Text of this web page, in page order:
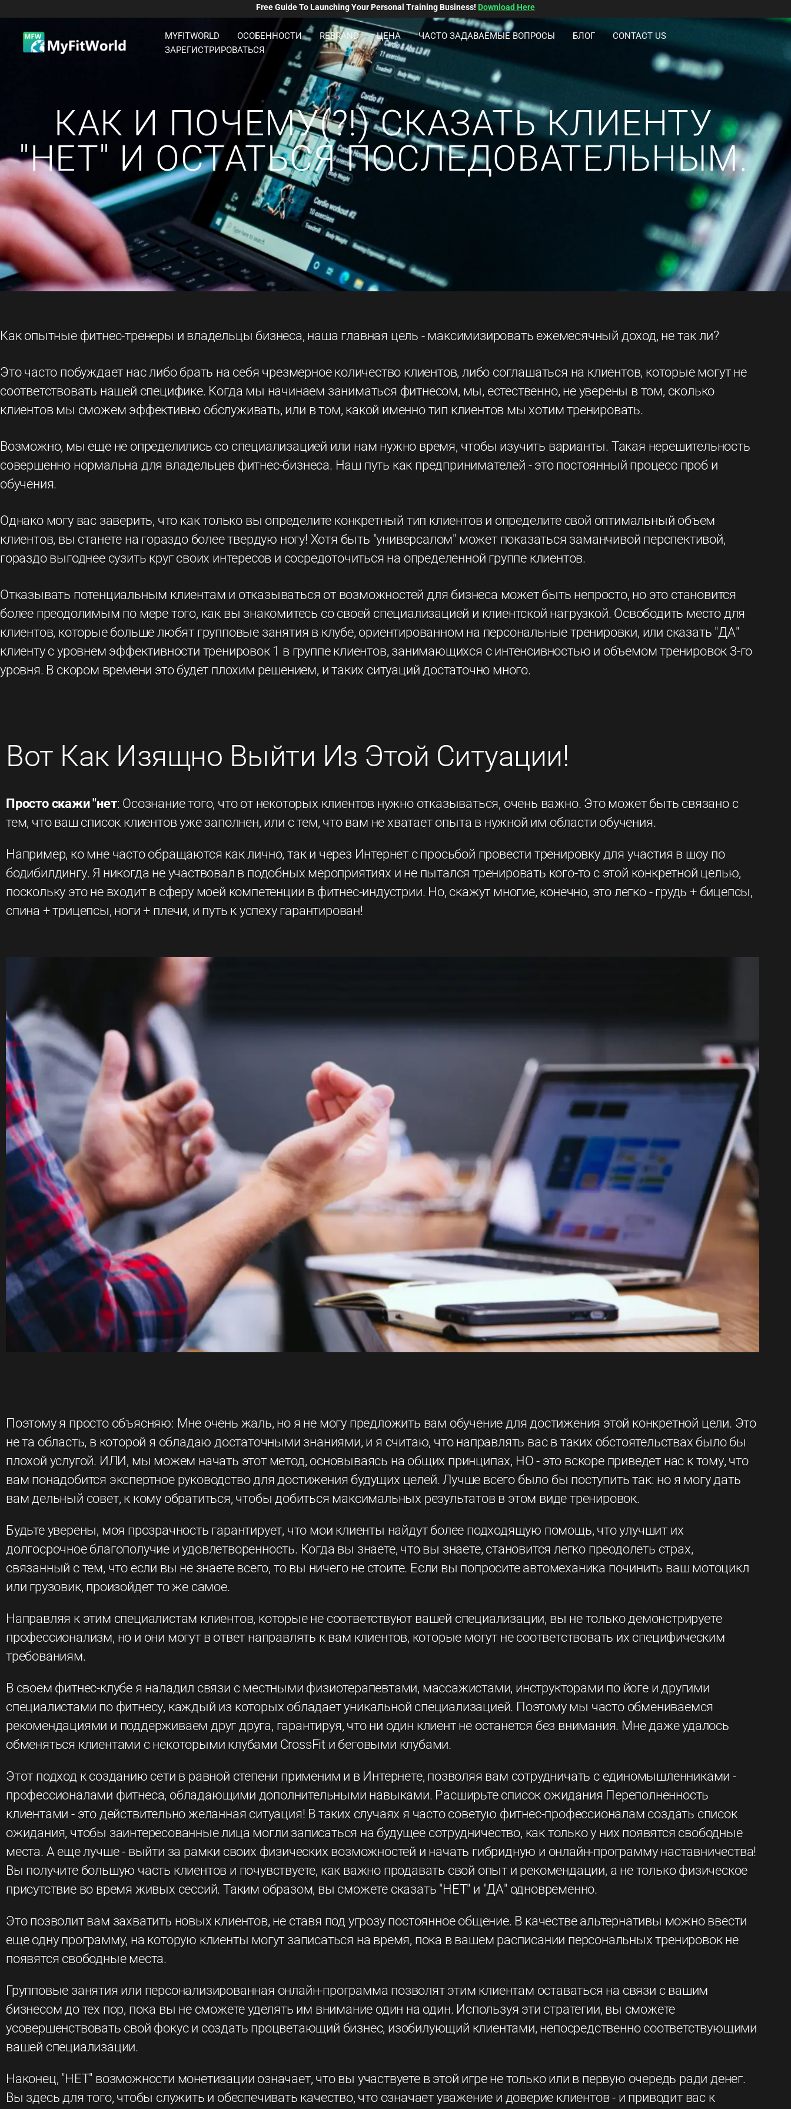
К
Содержимому
Free Guide To Launching Your Personal Training Business! Download Here
MYFITWORLD ОСОБЕННОСТИ REBRAND ЦЕНА ЧАСТО ЗАДАВАЕМЫЕ ВОПРОСЫ БЛОГ
CONTACT US
ЗАРЕГИСТРИРОВАТЬСЯ
КАК И ПОЧЕМУ(?!) СКАЗАТЬ КЛИЕНТУ
"НЕТ" И ОСТАТЬСЯ ПОСЛЕДОВАТЕЛЬНЫМ.
Как опытные фитнес-тренеры и владельцы бизнеса, наша главная цель - максимизировать ежемесячный доход, не так ли?
Это часто побуждает нас либо брать на себя чрезмерное количество клиентов, либо соглашаться на клиентов, которые могут не
соответствовать нашей специфике. Когда мы начинаем заниматься фитнесом, мы, естественно, не уверены в том, сколько
клиентов мы сможем эффективно обслуживать, или в том, какой именно тип клиентов мы хотим тренировать.
Возможно, мы еще не определились со специализацией или нам нужно время, чтобы изучить варианты. Такая нерешительность
совершенно нормальна для владельцев фитнес-бизнеса. Наш путь как предпринимателей - это постоянный процесс проб и
обучения.
Однако могу вас заверить, что как только вы определите конкретный тип клиентов и определите свой оптимальный объем
клиентов, вы станете на гораздо более твердую ногу! Хотя быть "универсалом" может показаться заманчивой перспективой,
гораздо выгоднее сузить круг своих интересов и сосредоточиться на определенной группе клиентов.
Отказывать потенциальным клиентам и отказываться от возможностей для бизнеса может быть непросто, но это становится
более преодолимым по мере того, как вы знакомитесь со своей специализацией и клиентской нагрузкой. Освободить место для
клиентов, которые больше любят групповые занятия в клубе, ориентированном на персональные тренировки, или сказать "ДА"
клиенту с уровнем эффективности тренировок 1 в группе клиентов, занимающихся с интенсивностью и объемом тренировок 3-го
уровня. В скором времени это будет плохим решением, и таких ситуаций достаточно много.
Вот Как Изящно Выйти Из Этой Ситуации!
Просто скажи "нет: Осознание того, что от некоторых клиентов нужно отказываться, очень важно. Это может быть связано с
тем, что ваш список клиентов уже заполнен, или с тем, что вам не хватает опыта в нужной им области обучения.
Например, ко мне часто обращаются как лично, так и через Интернет с просьбой провести тренировку для участия в шоу по
бодибилдингу. Я никогда не участвовал в подобных мероприятиях и не пытался тренировать кого-то с этой конкретной целью,
поскольку это не входит в сферу моей компетенции в фитнес-индустрии. Но, скажут многие, конечно, это легко - грудь + бицепсы,
спина + трицепсы, ноги + плечи, и путь к успеху гарантирован!
Поэтому я просто объясняю: Мне очень жаль, но я не могу предложить вам обучение для достижения этой конкретной цели. Это
не та область, в которой я обладаю достаточными знаниями, и я считаю, что направлять вас в таких обстоятельствах было бы
плохой услугой. ИЛИ, мы можем начать этот метод, основываясь на общих принципах, НО - это вскоре приведет нас к тому, что
вам понадобится экспертное руководство для достижения будущих целей. Лучше всего было бы поступить так: но я могу дать
вам дельный совет, к кому обратиться, чтобы добиться максимальных результатов в этом виде тренировок.
Будьте уверены, моя прозрачность гарантирует, что мои клиенты найдут более подходящую помощь, что улучшит их
долгосрочное благополучие и удовлетворенность. Когда вы знаете, что вы знаете, становится легко преодолеть страх,
связанный с тем, что если вы не знаете всего, то вы ничего не стоите. Если вы попросите автомеханика починить ваш мотоцикл
или грузовик, произойдет то же самое.
Направляя к этим специалистам клиентов, которые не соответствуют вашей специализации, вы не только демонстрируете
профессионализм, но и они могут в ответ направлять к вам клиентов, которые могут не соответствовать их специфическим
требованиям.
В своем фитнес-клубе я наладил связи с местными физиотерапевтами, массажистами, инструкторами по йоге и другими
специалистами по фитнесу, каждый из которых обладает уникальной специализацией. Поэтому мы часто обмениваемся
рекомендациями и поддерживаем друг друга, гарантируя, что ни один клиент не останется без внимания. Мне даже удалось
обменяться клиентами с некоторыми клубами CrossFit и беговыми клубами.
Этот подход к созданию сети в равной степени применим и в Интернете, позволяя вам сотрудничать с единомышленниками -
профессионалами фитнеса, обладающими дополнительными навыками. Расширьте список ожидания Переполненность
клиентами - это действительно желанная ситуация! В таких случаях я часто советую фитнес-профессионалам создать список
ожидания, чтобы заинтересованные лица могли записаться на будущее сотрудничество, как только у них появятся свободные
места. А еще лучше - выйти за рамки своих физических возможностей и начать гибридную и онлайн-программу наставничества!
Вы получите большую часть клиентов и почувствуете, как важно продавать свой опыт и рекомендации, а не только физическое
присутствие во время живых сессий. Таким образом, вы сможете сказать "НЕТ" и "ДА" одновременно.
Это позволит вам захватить новых клиентов, не ставя под угрозу постоянное общение. В качестве альтернативы можно ввести
еще одну программу, на которую клиенты могут записаться на время, пока в вашем расписании персональных тренировок не
появятся свободные места.
Групповые занятия или персонализированная онлайн-программа позволят этим клиентам оставаться на связи с вашим
бизнесом до тех пор, пока вы не сможете уделять им внимание один на один. Используя эти стратегии, вы сможете
усовершенствовать свой фокус и создать процветающий бизнес, изобилующий клиентами, непосредственно соответствующими
вашей специализации.
Наконец, "НЕТ" возможности монетизации означает, что вы участвуете в этой игре не только или в первую очередь ради денег.
Вы здесь для того, чтобы служить и обеспечивать качество, что означает уважение и доверие клиентов - и приводит вас к